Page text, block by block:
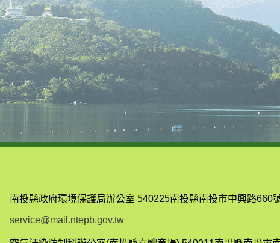
南投縣政府環境保護局辦公室 540225南投縣南投市中興路660
service@mail.ntepb.gov.tw